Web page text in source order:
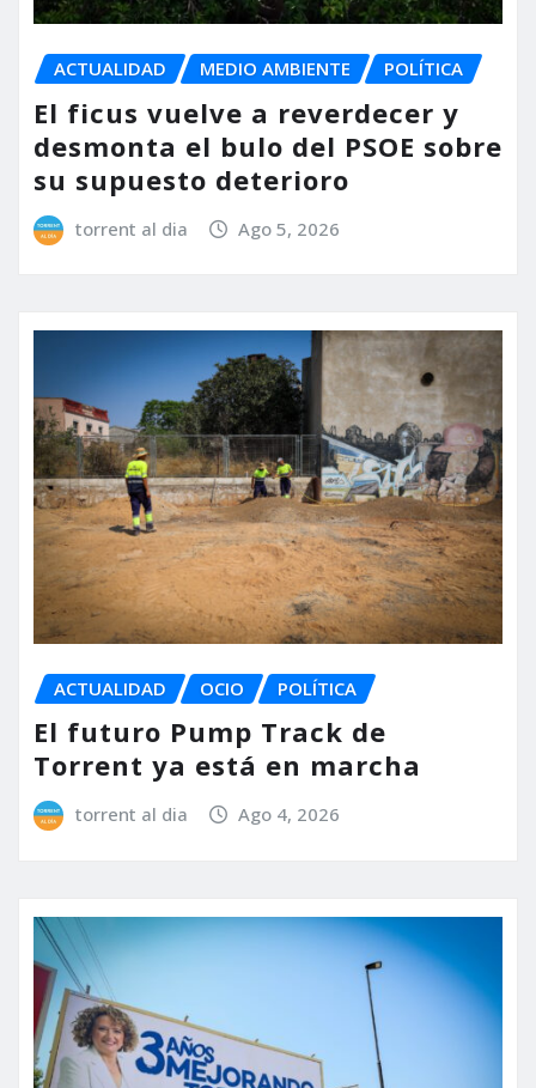
ACTUALIDAD MEDIO AMBIENTE POLÍTICA
El ficus vuelve a reverdecer y
desmonta el bulo del PSOE sobre
su supuesto deterioro
torrent al dia Ago 5, 2026
ACTUALIDAD OCIO POLÍTICA
El futuro Pump Track de
Torrent ya está en marcha
torrent al dia Ago 4, 2026